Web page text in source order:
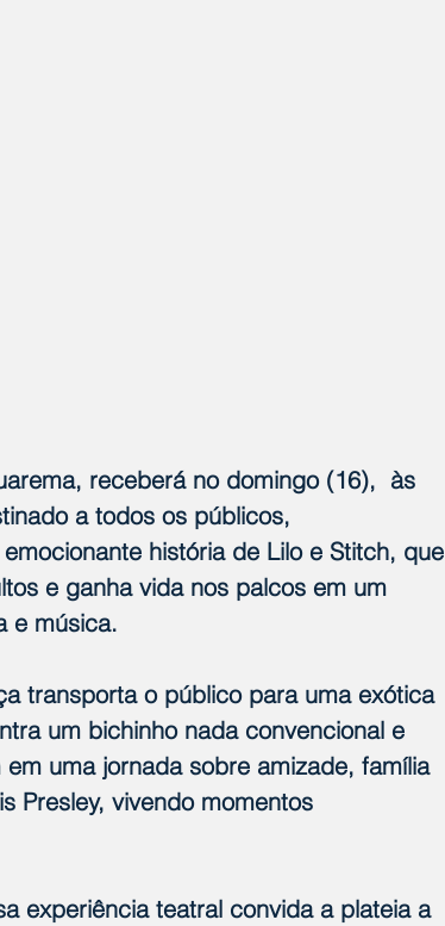
receberá no domingo (16),  às
a todos os públicos,
história de Lilo e Stitch, que
e ganha vida nos palcos em um
e música.
transporta o público para uma exótica
um bichinho nada convencional e
uma jornada sobre amizade, família
Presley, vivendo momentos
experiência teatral convida a plateia a